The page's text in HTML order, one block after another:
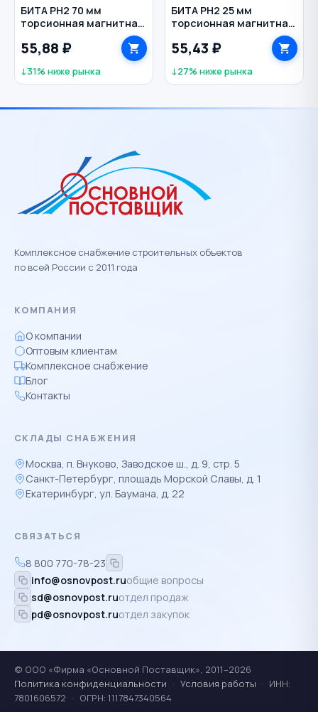
БИТА PH2 70 мм
торсионная магнитная
55,88 ₽
↓31% ниже рынка
БИТА PH2 25 мм
торсионная магнитная
55,43 ₽
↓27% ниже рынка
Комплексное снабжение строительных объектов
по всей России с 2011 года
КОМПАНИЯ
О компании
Оптовым клиентам
Комплексное снабжение
Блог
Контакты
СКЛАДЫ СНАБЖЕНИЯ
Москва, п. Внуково, Заводское ш., д. 9, стр. 5
Санкт-Петербург, площадь Морской Славы, д. 1
Екатеринбург, ул. Баумана, д. 22
СВЯЗАТЬСЯ
8 800 770-78-23
info@osnovpost.ruобщие вопросы
sd@osnovpost.ruотдел продаж
pd@osnovpost.ruотдел закупок
© ООО «Фирма «Основной Поставщик», 2011–2026
Политика конфиденциальности · Условия работы · ИНН:
7801606572 · ОГРН: 1117847340564